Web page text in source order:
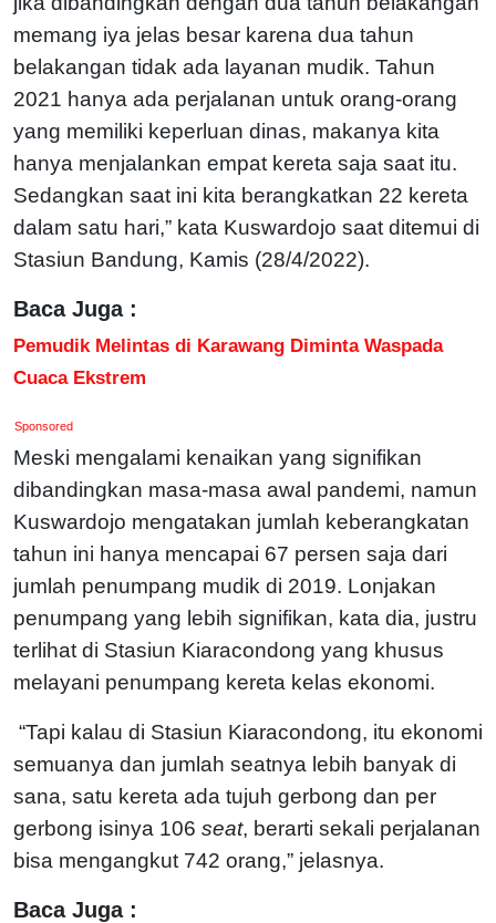
memang iya jelas besar karena dua tahun
belakangan tidak ada layanan mudik. Tahun
2021 hanya ada perjalanan untuk orang-orang
yang memiliki keperluan dinas, makanya kita
hanya menjalankan empat kereta saja saat itu.
Sedangkan saat ini kita berangkatkan 22 kereta
dalam satu hari,” kata Kuswardojo saat ditemui di
Stasiun Bandung, Kamis (28/4/2022).
Baca Juga :
Pemudik Melintas di Karawang Diminta Waspada
Cuaca Ekstrem
Sponsored
Meski mengalami kenaikan yang signifikan
dibandingkan masa-masa awal pandemi, namun
Kuswardojo mengatakan jumlah keberangkatan
tahun ini hanya mencapai 67 persen saja dari
jumlah penumpang mudik di 2019. Lonjakan
penumpang yang lebih signifikan, kata dia, justru
terlihat di Stasiun Kiaracondong yang khusus
melayani penumpang kereta kelas ekonomi.
“Tapi kalau di Stasiun Kiaracondong, itu ekonomi
semuanya dan jumlah seatnya lebih banyak di
sana, satu kereta ada tujuh gerbong dan per
gerbong isinya 106 seat, berarti sekali perjalanan
bisa mengangkut 742 orang,” jelasnya.
Baca Juga :